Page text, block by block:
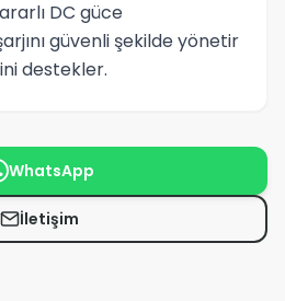
DC güce
güvenli şekilde yönetir
destekler.
WhatsApp
İletişim